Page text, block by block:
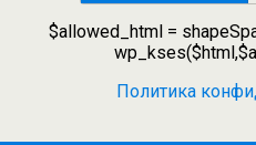
$allowed_html =
Политика